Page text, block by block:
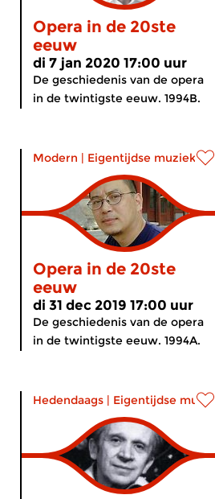
Opera in de 20ste
eeuw
di 7 jan 2020 17:00 uur
De geschiedenis van de opera
in de twintigste eeuw. 1994B.
Modern | Eigentijdse muziek
Opera in de 20ste
eeuw
di 31 dec 2019 17:00 uur
De geschiedenis van de opera
in de twintigste eeuw. 1994A.
Hedendaags | Eigentijdse muziek